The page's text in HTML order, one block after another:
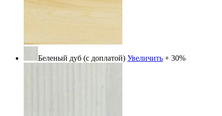
Беленый дуб (с доплатой) Увеличить + 30%